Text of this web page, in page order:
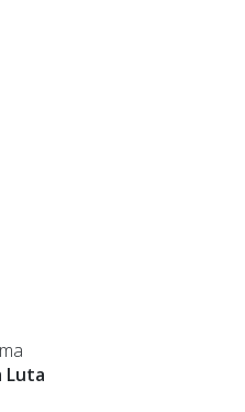
Luta